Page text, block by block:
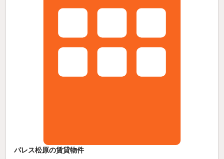
パレス松原の賃貸物件